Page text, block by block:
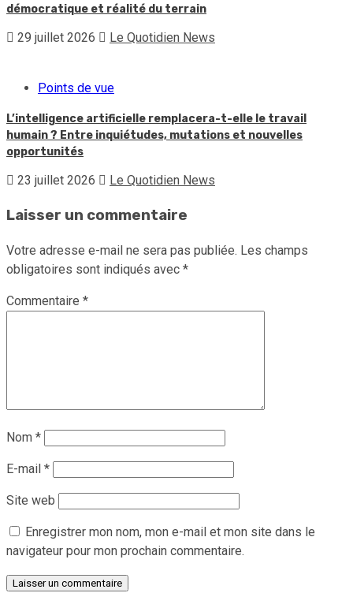
démocratique et réalité du terrain
29 juillet 2026 Le Quotidien News
Points de vue
L’intelligence artificielle remplacera-t-elle le travail
humain ? Entre inquiétudes, mutations et nouvelles
opportunités
23 juillet 2026 Le Quotidien News
Laisser un commentaire
Votre adresse e-mail ne sera pas publiée. Les champs
obligatoires sont indiqués avec *
Commentaire *
Nom *
E-mail *
Site web
Enregistrer mon nom, mon e-mail et mon site dans le
navigateur pour mon prochain commentaire.